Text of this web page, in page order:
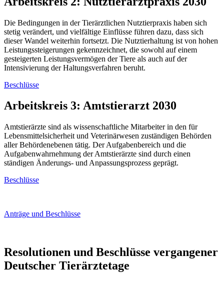
Die Bedingungen in der Tierärztlichen Nutztierpraxis haben sich
stetig verändert, und vielfältige Einflüsse führen dazu, dass sich
dieser Wandel weiterhin fortsetzt. Die Nutztierhaltung ist von hohen
Leistungssteigerungen gekennzeichnet, die sowohl auf einem
gesteigerten Leistungsvermögen der Tiere als auch auf der
Intensivierung der Haltungsverfahren beruht.
Beschlüsse
Arbeitskreis 3: Amtstierarzt 2030
Amtstierärzte sind als wissenschaftliche Mitarbeiter in den für
Lebensmittelsicherheit und Veterinärwesen zuständigen Behörden
aller Behördenebenen tätig. Der Aufgabenbereich und die
Aufgabenwahrnehmung der Amtstierärzte sind durch einen
ständigen Änderungs- und Anpassungsprozess geprägt.
Beschlüsse
Anträge und Beschlüsse
Resolutionen und Beschlüsse vergangener
Deutscher Tierärztetage